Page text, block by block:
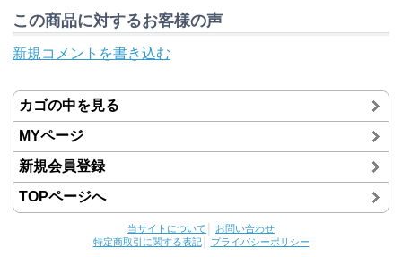
この商品に対するお客様の声
新規コメントを書き込む
カゴの中を見る
MYページ
新規会員登録
TOPページへ
当サイトについて
お問い合わせ
特定商取引に関する表記│
プライバシーポリシー